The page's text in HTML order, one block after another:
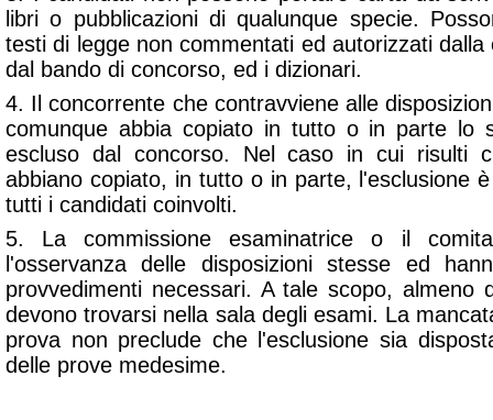
libri o pubblicazioni di qualunque specie.
testi di legge non commentati ed autorizzati
dal bando di concorso, ed i dizionari.
4. Il concorrente che contravviene alle
comunque abbia copiato in tutto o in parte lo
escluso dal concorso. Nel caso in cui risulti
abbiano copiato, in tutto o in parte, l'esclusione
tutti i candidati coinvolti.
5. La commissione esaminatrice o il
l'osservanza delle disposizioni stesse ed
provvedimenti necessari. A tale scopo, almeno
devono trovarsi nella sala degli esami. La
prova non preclude che l'esclusione sia
delle prove medesime.